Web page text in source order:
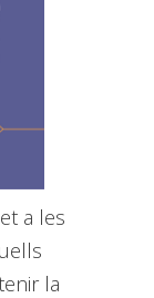
a les
la